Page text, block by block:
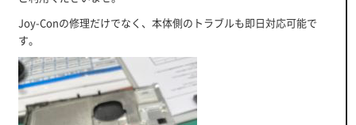
Joy-Conの修理だけでなく、本体側のトラブルも即日対応可能で
す。